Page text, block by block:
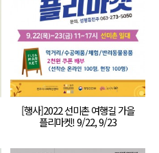
[행사]2022 선미촌 여행길 가을
플리마켓! 9/22, 9/23